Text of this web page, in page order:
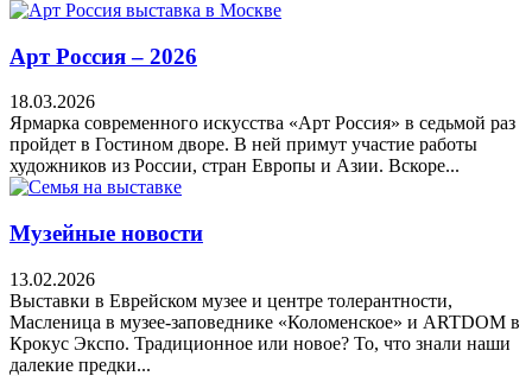
Арт Россия – 2026
18.03.2026
Ярмарка современного искусства «Арт Россия» в седьмой раз
пройдет в Гостином дворе. В ней примут участие работы
художников из России, стран Европы и Азии. Вскоре...
Музейные новости
13.02.2026
Выставки в Еврейском музее и центре толерантности,
Масленица в музее-заповеднике «Коломенское» и ARTDOM в
Крокус Экспо. Традиционное или новое? То, что знали наши
далекие предки...